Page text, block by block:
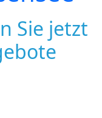
Sie jetzt